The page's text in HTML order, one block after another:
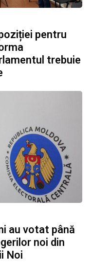
pentru
trebuie
au votat până
noi din
Noi